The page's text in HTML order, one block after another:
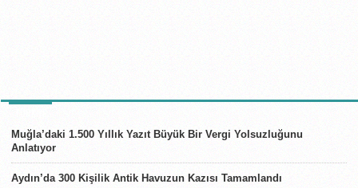
Muğla’daki 1.500 Yıllık Yazıt Büyük Bir Vergi Yolsuzluğunu
Anlatıyor
Aydın’da 300 Kişilik Antik Havuzun Kazısı Tamamlandı